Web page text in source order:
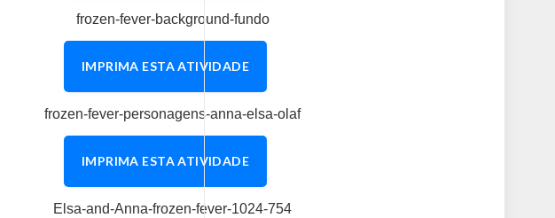
IMPRIMA ESTA ATIVIDADE
IMPRIMA ESTA ATIVIDADE